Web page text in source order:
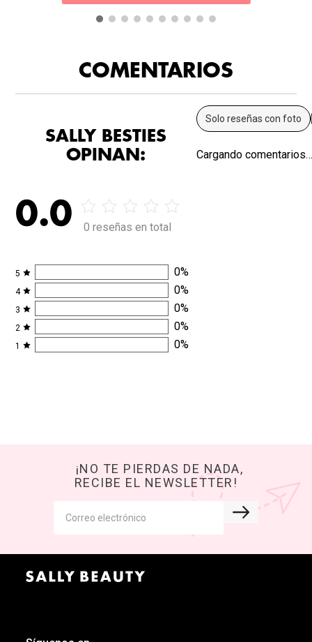
COMENTARIOS
SALLY BESTIES
OPINAN:
0.0 0 reseñas en total
5 0%
4 0%
3 0%
2 0%
1 0%
Solo reseñas con foto
Cargando
¡NO TE PIERDAS DE NADA,
RECIBE EL NEWSLETTER!